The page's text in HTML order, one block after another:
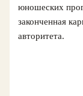
юношеских
законченная
авторитета.